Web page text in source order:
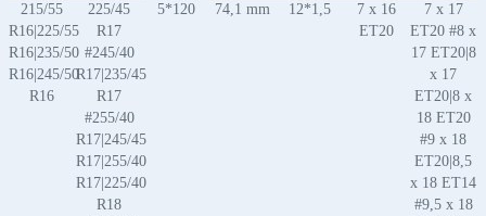
215/55
R16|225/55
R16|235/50
R16|245/50
R16
225/45
R17
#245/40
R17|235/45
R17
#255/40
R17|245/45
R17|255/40
R17|225/40
R18
5*120 74,1 mm 12*1,5
7 x 16
ET20
7 x 17
ET20 #8 x
17 ET20|8
x 17
ET20|8 x
18 ET20
#9 x 18
ET20|8,5
x 18 ET14
#9,5 x 18